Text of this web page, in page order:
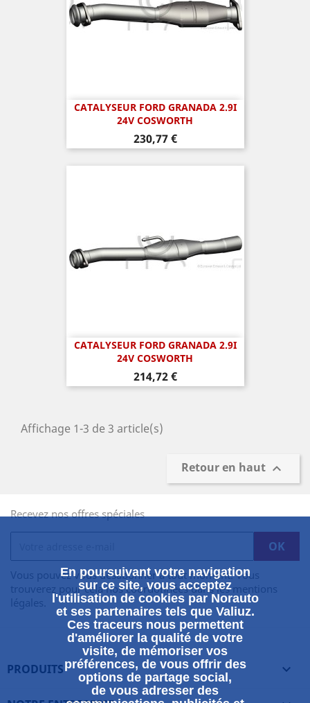
CATALYSEUR FORD GRANADA 2.9I
24V COSWORTH
Prix
230,77 €
CATALYSEUR FORD GRANADA 2.9I
24V COSWORTH
Prix
214,72 €
Affichage 1-3 de 3 article(s)
Retour en haut 
Recevez nos offres spéciales
Vous pouvez vous désabonner à tout moment. Vous
trouverez pour cela nos coordonnées dans les mentions
légales.
PRODUITS 
En poursuivant votre navigation
sur ce site, vous acceptez
l'utilisation de cookies par Norauto
et ses partenaires tels que Valiuz.
Ces traceurs nous permettent
d'améliorer la qualité de votre
visite, de mémoriser vos
préférences, de vous offrir des
options de partage social,
de vous adresser des